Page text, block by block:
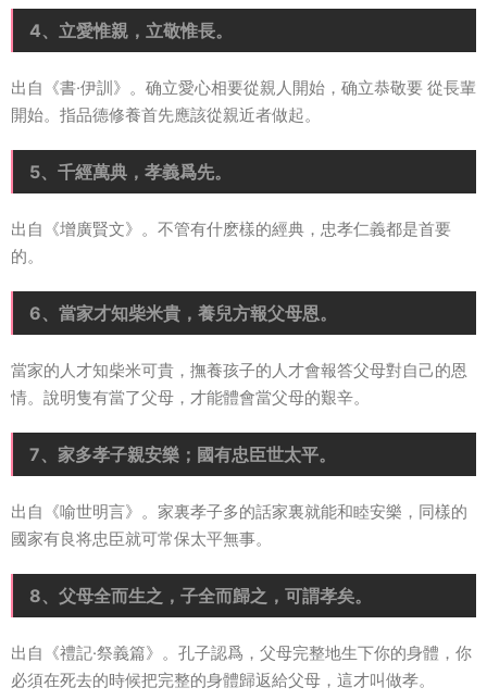
4、立愛惟親，立敬惟長。
出自《書·伊訓》。确立愛心相要從親人開始，确立恭敬要 從長輩
開始。指品德修養首先應該從親近者做起。
5、千經萬典，孝義爲先。
出自《增廣賢文》。不管有什麽樣的經典，忠孝仁義都是首要
的。
6、當家才知柴米貴，養兒方報父母恩。
當家的人才知柴米可貴，撫養孩子的人才會報答父母對自己的恩
情。說明隻有當了父母，才能體會當父母的艱辛。
7、家多孝子親安樂；國有忠臣世太平。
出自《喻世明言》。家裏孝子多的話家裏就能和睦安樂，同樣的
國家有良将忠臣就可常保太平無事。
8、父母全而生之，子全而歸之，可謂孝矣。
出自《禮記·祭義篇》。孔子認爲，父母完整地生下你的身體，你
必須在死去的時候把完整的身體歸返給父母，這才叫做孝。